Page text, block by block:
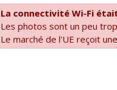
La connectivité Wi-Fi
Les photos sont un peu
Le marché de l'UE reçoit